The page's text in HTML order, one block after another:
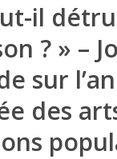
il
? » –
sur
des